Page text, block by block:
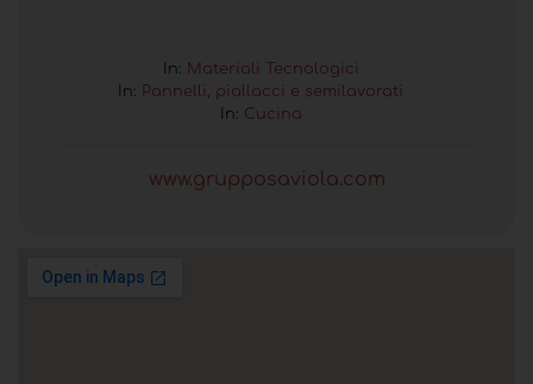
In: Materiali Tecnologici
In: Pannelli, piallacci e semilavorati
In: Cucina
www.grupposaviola.com